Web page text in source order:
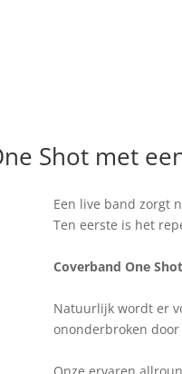
Shot met
Een live band zorgt
Ten eerste is het
Coverband One
Natuurlijk wordt er
ononderbroken